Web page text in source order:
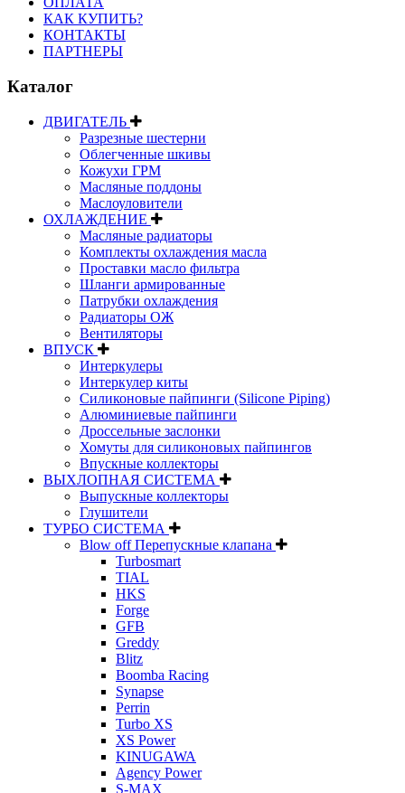
КАК КУПИТЬ?
КОНТАКТЫ
ПАРТНЕРЫ
Каталог
ДВИГАТЕЛЬ
Разрезные шестерни
Облегченные шкивы
Кожухи ГРМ
Масляные поддоны
Маслоуловители
ОХЛАЖДЕНИЕ
Масляные радиаторы
Комплекты охлаждения масла
Проставки масло фильтра
Шланги армированные
Патрубки охлаждения
Радиаторы ОЖ
Вентиляторы
ВПУСК
Интеркулеры
Интеркулер киты
Силиконовые пайпинги (Silicone Piping)
Алюминиевые пайпинги
Дроссельные заслонки
Хомуты для силиконовых пайпингов
Впускные коллекторы
ВЫХЛОПНАЯ СИСТЕМА
Выпускные коллекторы
Глушители
ТУРБО СИСТЕМА
Blow off Перепускные клапана
Turbosmart
TIAL
HKS
Forge
GFB
Greddy
Blitz
Boomba Racing
Synapse
Perrin
Turbo XS
XS Power
KINUGAWA
Agency Power
S-MAX